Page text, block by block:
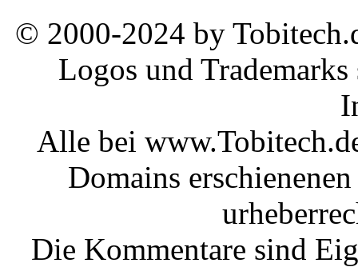
© 2000-2024 by
Logos und
Alle bei
Domains
Die Kommentare sind